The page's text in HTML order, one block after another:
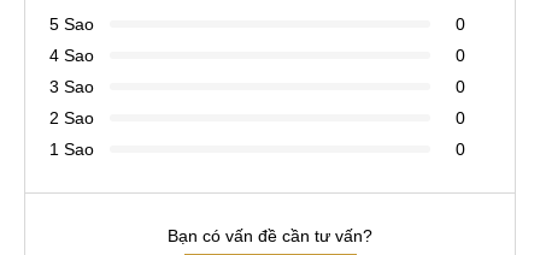
5 Sao
0
4 Sao
0
3 Sao
0
2 Sao
0
1 Sao
0
Bạn có vấn đề cần tư vấn?